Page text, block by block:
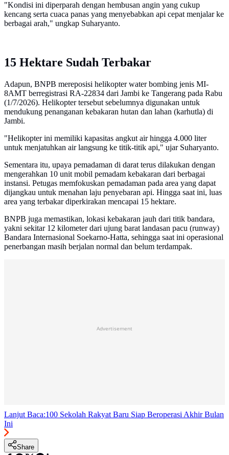
"Kondisi ini diperparah dengan hembusan angin yang cukup
kencang serta cuaca panas yang menyebabkan api cepat menjalar ke
berbagai arah," ungkap Suharyanto.
15 Hektare Sudah Terbakar
Adapun, BNPB mereposisi helikopter water bombing jenis MI-
8AMT berregistrasi RA-22834 dari Jambi ke Tangerang pada Rabu
(1/7/2026). Helikopter tersebut sebelumnya digunakan untuk
mendukung penanganan kebakaran hutan dan lahan (karhutla) di
Jambi.
"Helikopter ini memiliki kapasitas angkut air hingga 4.000 liter
untuk menjatuhkan air langsung ke titik-titik api," ujar Suharyanto.
Sementara itu, upaya pemadaman di darat terus dilakukan dengan
mengerahkan 10 unit mobil pemadam kebakaran dari berbagai
instansi. Petugas memfokuskan pemadaman pada area yang dapat
dijangkau untuk menahan laju penyebaran api. Hingga saat ini, luas
area yang terbakar diperkirakan mencapai 15 hektare.
BNPB juga memastikan, lokasi kebakaran jauh dari titik bandara,
yakni sekitar 12 kilometer dari ujung barat landasan pacu (runway)
Bandara Internasional Soekarno-Hatta, sehingga saat ini operasional
penerbangan masih berjalan normal dan belum terdampak.
Advertisement
Lanjut Baca:100 Sekolah Rakyat Baru Siap Beroperasi Akhir Bulan
Ini
Share